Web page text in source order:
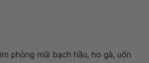
phòng mũi bạch hầu, ho gà, uốn